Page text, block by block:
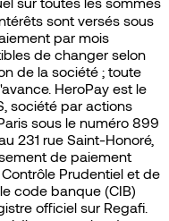
sont versés sous
par mois
de changer selon
de la société ; toute
HeroPay est le
société par actions
sous le numéro 899
231 rue Saint-Honoré,
de paiement
Prudentiel et de
code banque (CIB)
officiel sur Regafi.